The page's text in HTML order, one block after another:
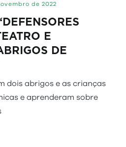
de 2022
E
DE
dois abrigos e as crianças
e aprenderam sobre